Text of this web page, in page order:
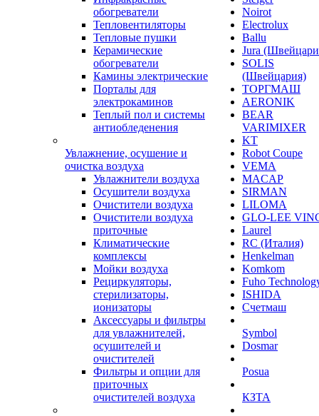
обогреватели
Тепловентиляторы
Тепловые пушки
Керамические
обогреватели
Камины электрические
Порталы для
электрокаминов
Теплый пол и системы
антиобледенения
Увлажнение, осушение и
очистка воздуха
Увлажнители воздуха
Осушители воздуха
Очистители воздуха
Очистители воздуха
приточные
Климатические
комплексы
Мойки воздуха
Рециркуляторы,
стерилизаторы,
ионизаторы
Аксессуары и фильтры
для увлажнителей,
осушителей и
очистителей
Фильтры и опции для
приточных
очистителей воздуха
Noirot
Electrolux
Ballu
Jura
SOLIS
(Швейцария)
ТОРГМАШ
AERONIK
BEAR
VARIMIXER
KT
Robot Coupe
VEMA
MACAP
SIRMAN
LILOMA
GLO-LEE
Laurel
RC (Италия)
Henkelman
Komkom
Fuho
ISHIDA
Счетмаш
Symbol
Dosmar
Posua
КЗТА